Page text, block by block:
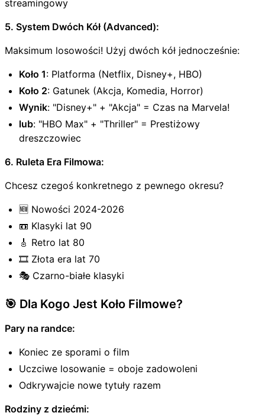
streamingowy
5. System Dwóch Kół (Advanced):
Maksimum losowości! Użyj dwóch kół jednocześnie:
Koło 1: Platforma (Netflix, Disney+, HBO)
Koło 2: Gatunek (Akcja, Komedia, Horror)
Wynik: "Disney+" + "Akcja" = Czas na Marvela!
lub: "HBO Max" + "Thriller" = Prestiżowy
dreszczowiec
6. Ruleta Era Filmowa:
Chcesz czegoś konkretnego z pewnego okresu?
🆕 Nowości 2024-2026
📼 Klasyki lat 90
🎸 Retro lat 80
🎞️ Złota era lat 70
🎭 Czarno-białe klasyki
🎯 Dla Kogo Jest Koło Filmowe?
Pary na randce:
Koniec ze sporami o film
Uczciwe losowanie = oboje zadowoleni
Odkrywajcie nowe tytuły razem
Rodziny z dziećmi: